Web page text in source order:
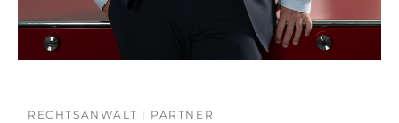
RECHTSANWALT | PARTNER